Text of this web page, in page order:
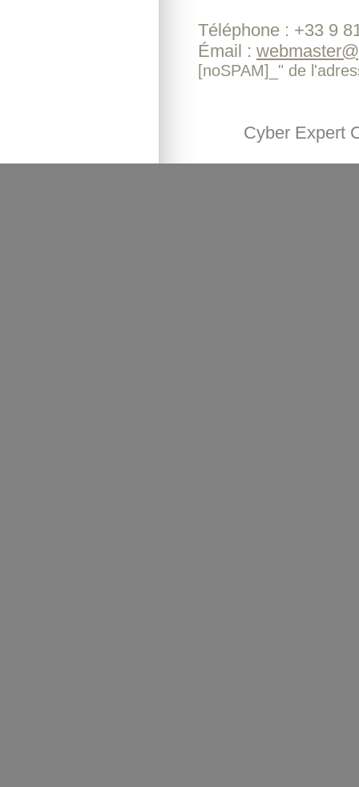
Téléphone : +33 9
Émail :
[noSPAM]_" de
Cyber Expert